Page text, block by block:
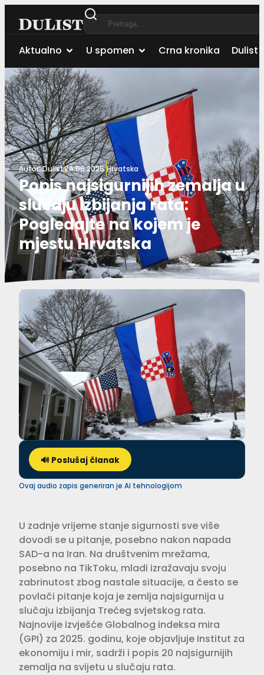
Aktualno U spomen Crna kronika Dulist
Autor:Dulist24.06.2025.Hrvatska
Popis najsigurnijih zemalja u
slučaju izbijanja rata:
Pogledajte na kojem je
mjestu Hrvatska
🔊 Poslušaj članak
Ovaj audio zapis generiran je AI tehnologijom
U zadnje vrijeme stanje sigurnosti sve više
dovodi se u pitanje, posebno nakon napada
SAD-a na Iran. Na društvenim mrežama,
posebno na TikToku, mladi izražavaju svoju
zabrinutost zbog nastale situacije, a često se
povlači pitanje koja je zemlja najsigurnija u
slučaju izbijanja Trećeg svjetskog rata.
Najnovije izvješće Globalnog indeksa mira
(GPI) za 2025. godinu, koje objavljuje Institut za
ekonomiju i mir, sadrži i popis 20 najsigurnijih
zemalja na svijetu u slučaju rata.